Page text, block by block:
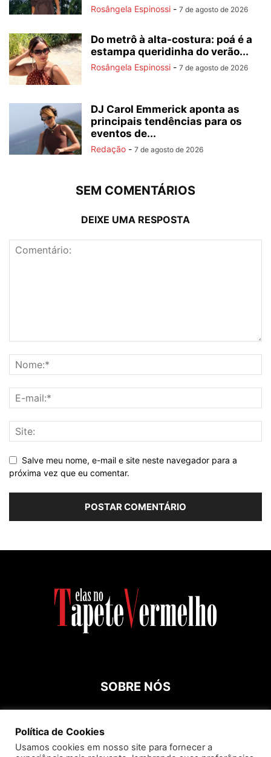
Rosângela Espinossi - 7 de agosto de 2026
Do metrô à alta-costura: poá é a
estampa queridinha do verão...
Rosângela Espinossi - 7 de agosto de 2026
DJ Carol Emmerick aponta as
principais tendências para os
eventos de...
Redação - 7 de agosto de 2026
SEM COMENTÁRIOS
DEIXE UMA RESPOSTA
Salve meu nome, e-mail e site neste navegador para a
próxima vez que eu comentar.
SOBRE NÓS
Política de Cookies
Usamos cookies em nosso site para fornecer a